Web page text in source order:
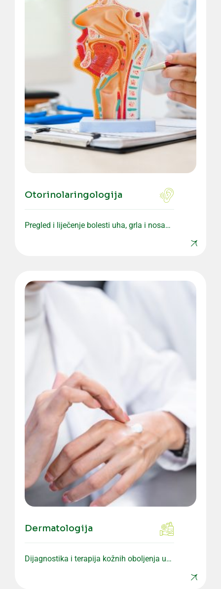
Otorinolaringologija
Pregled i liječenje bolesti uha, grla i nosa
Dermatologija
Dijagnostika i terapija kožnih oboljenja uz